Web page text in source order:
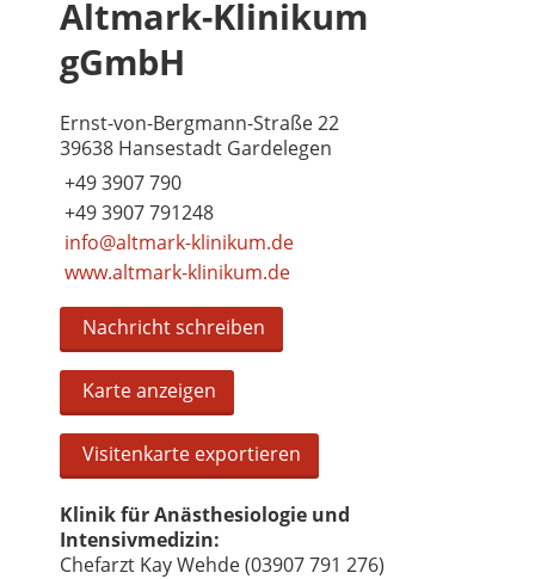
Altmark-Klinikum
gGmbH
Ernst-von-Bergmann-Straße 22
39638 Hansestadt Gardelegen
+49 3907 790
+49 3907 791248
info@altmark-klinikum.de
www.altmark-klinikum.de
Nachricht schreiben
Karte anzeigen
Visitenkarte exportieren
Klinik für Anästhesiologie und
Intensivmedizin:
Chefarzt Kay Wehde (03907 791 276)